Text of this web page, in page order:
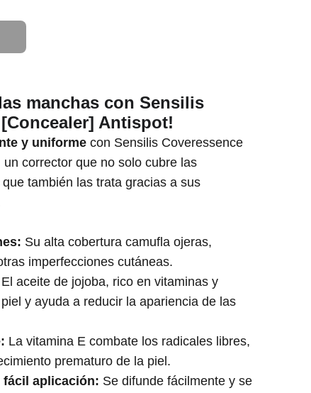
manchas con Sensilis
Antispot!
y uniforme con Sensilis Coveressence
un corrector que no solo cubre las
también las trata gracias a sus
Su alta cobertura camufla ojeras,
imperfecciones cutáneas.
El aceite de jojoba, rico en vitaminas y
y ayuda a reducir la apariencia de las
La vitamina E combate los radicales libres,
prematuro de la piel.
fácil aplicación: Se difunde fácilmente y se